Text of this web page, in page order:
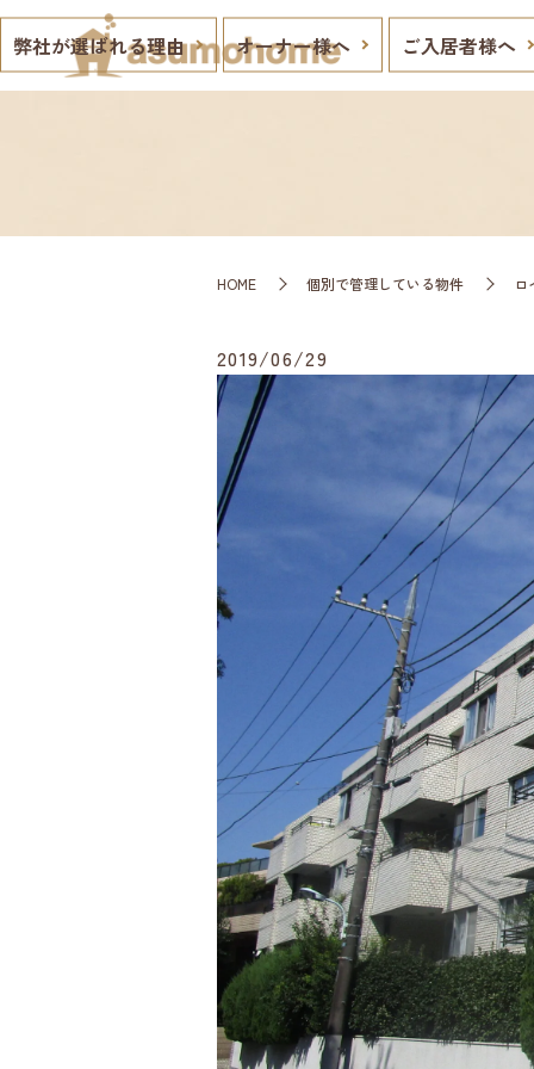
弊社が選ばれる理由 オーナー様へ ご入居者様へ
HOME 個別で管理している物件 ロ
2019/06/29